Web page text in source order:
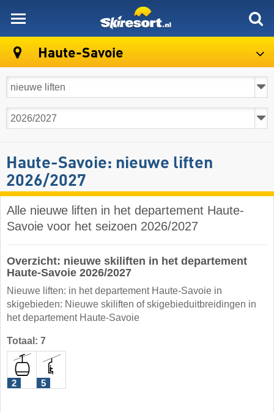
Haute-Savoie
Haute-Savoie: nieuwe liften
2026/2027
Alle nieuwe liften in het departement Haute-
Savoie voor het seizoen 2026/2027
Overzicht: nieuwe skiliften in het departement
Haute-Savoie 2026/2027
Nieuwe liften: in het departement Haute-Savoie in
skigebieden: Nieuwe skiliften of skigebieduitbreidingen in
het departement Haute-Savoie
Totaal: 7
2 5